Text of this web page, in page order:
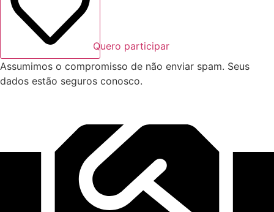
Quero participar
Assumimos o compromisso de não enviar spam. Seus
dados estão seguros conosco.